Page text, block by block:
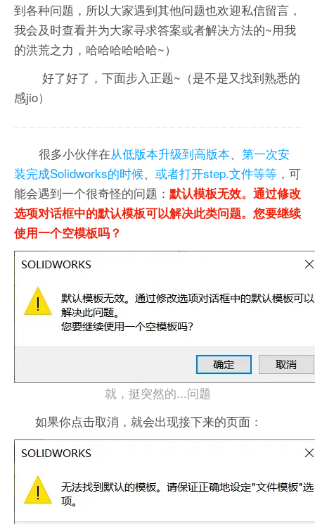
到各种问题，所以大家遇到其他问题也欢迎私信留言，
我会及时查看并为大家寻求答案或者解决方法的~用我
的洪荒之力，哈哈哈哈哈哈~）
好了好了，下面步入正题~（是不是又找到熟悉的
感jio）
很多小伙伴在从低版本升级到高版本、 第一次安
装完成Solidworks的时候、 或者打开step.文件等等 ，可
能会遇到一个很奇怪的问题： 默认模板无效。通过修改
选项对话框中的默认模板可以解决此类问题。您要继续
使用一个空模板吗？
就，挺突然的...问题
如果你点击取消，就会出现接下来的页面：